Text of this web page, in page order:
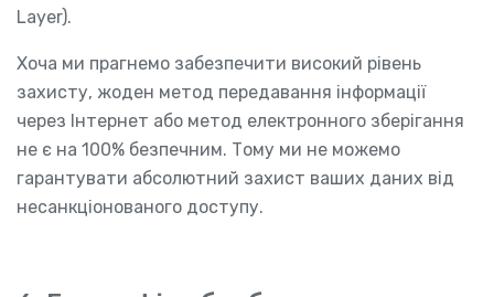
Layer).
Хоча ми прагнемо забезпечити високий рівень
захисту, жоден метод передавання інформації
через Інтернет або метод електронного зберігання
не є на 100% безпечним. Тому ми не можемо
гарантувати абсолютний захист ваших даних від
несанкціонованого доступу.